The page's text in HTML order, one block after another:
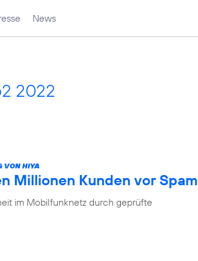
News
2022
VON HIYA
Millionen Kunden vor Spam
im Mobilfunknetz durch geprüfte